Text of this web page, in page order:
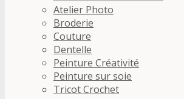
Atelier Photo
Broderie
Couture
Dentelle
Peinture Créativité
Peinture sur soie
Tricot Crochet